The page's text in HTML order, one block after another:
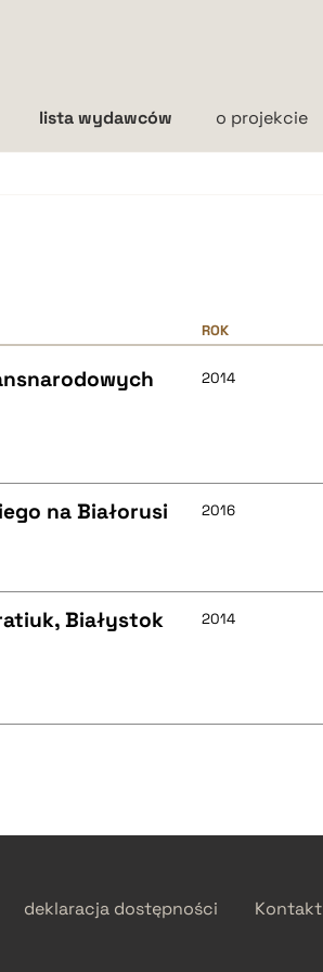
lista wydawców o projekcie
ROK
2014
na Białorusi 2016
Białystok
2014
deklaracja dostępności Kontakt